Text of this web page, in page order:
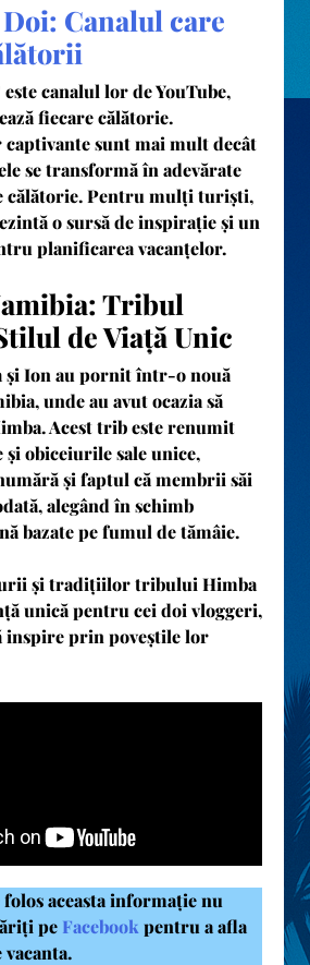
Canalul care
este canalul lor de YouTube,
fiecare călătorie.
sunt mai mult decât
se transformă în adevărate
călătorie. Pentru mulți turiști,
o sursă de inspirație și un
planificarea vacanțelor.
Tribul
de Viață Unic
și Ion au pornit într-o nouă
unde au avut ocazia să
Acest trib este renumit
obiceiurile sale unice,
și faptul că membrii săi
alegând în schimb
bazate pe fumul de tămâie.
și tradițiilor tribului Himba
unică pentru cei doi vloggeri,
inspire prin poveștile lor
aceasta informație nu
pe Facebook pentru a afla